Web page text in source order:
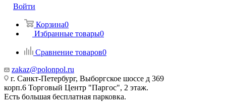
Войти
Корзина0
Избранные товары0
Сравнение товаров0
zakaz@polonpol.ru
г. Санкт-Петербург, Выборгское шоссе д 369
корп.6 Торговый Центр "Паргос", 2 этаж.
Есть большая бесплатная парковка.